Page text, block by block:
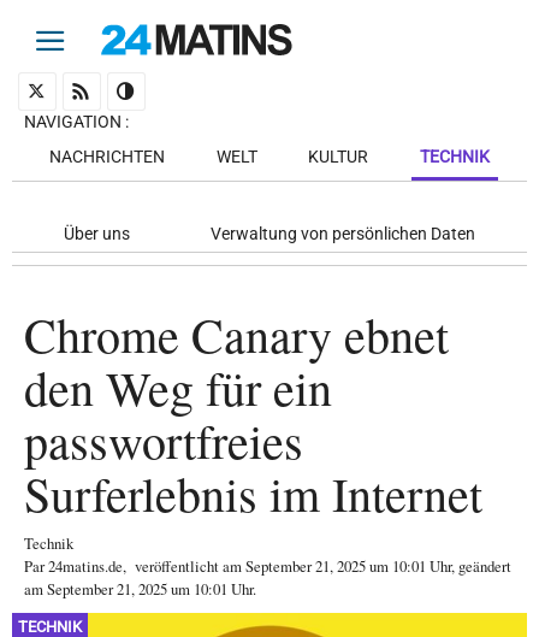
NAVIGATION :
NACHRICHTEN
WELT KULTUR TECHNIK
Über uns Verwaltung von persönlichen Daten
Chrome Canary ebnet
den Weg für ein
passwortfreies
Surferlebnis im Internet
Technik
Par24matins.de, veröffentlicht amSeptember 21, 2025um 10:01 Uhr, geändert
am September 21, 2025 um 10:01 Uhr.
TECHNIK